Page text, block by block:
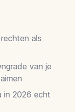
als
van je
in 2026 echt